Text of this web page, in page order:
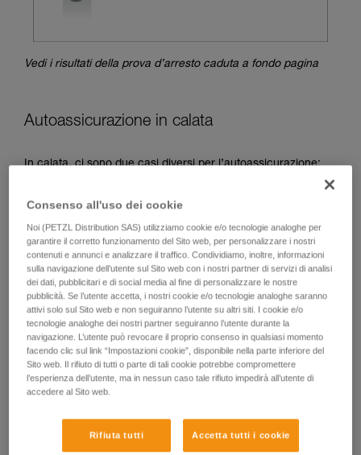
Vedi i risultati della prova d’arresto caduta a fondo pagina
Autoassicurazione in calata
In calata, ci sono due casi diversi per l’autoassicurazione:
Autoassicurazione in calata quando il carico tira la corda
Consenso all'uso dei cookie
Noi (PETZL Distribution SAS) utilizziamo cookie e/o tecnologie analoghe per
garantire il corretto funzionamento del Sito web, per personalizzare i nostri
contenuti e annunci e analizzare il traffico. Condividiamo, inoltre, informazioni
sulla navigazione dell’utente sul Sito web con i nostri partner di servizi di analisi
dei dati, pubblicitari e di social media al fine di personalizzare le nostre
pubblicità. Se l’utente accetta, i nostri cookie e/o tecnologie analoghe saranno
attivi solo sul Sito web e non seguiranno l’utente su altri siti. I cookie e/o
tecnologie analoghe dei nostri partner seguiranno l’utente durante la
navigazione. L’utente può revocare il proprio consenso in qualsiasi momento
facendo clic sul link “Impostazioni cookie”, disponibile nella parte inferiore del
Sito web. Il rifiuto di tutti o parte di tali cookie potrebbe compromettere
l’esperienza dell’utente, ma in nessun caso tale rifiuto impedirà all’utente di
accedere al Sito web.
Rifiuta tutti Accetta tutti i cookie